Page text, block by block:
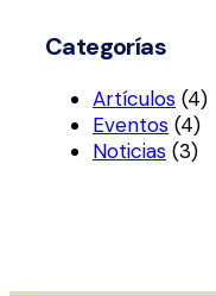
Categorías
Artículos (4)
Eventos (4)
Noticias (3)